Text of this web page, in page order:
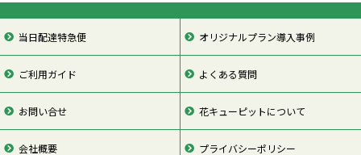
当日配達特急便 オリジナルプラン導入事例
ご利用ガイド よくある質問
お問い合せ 花キューピットについて
会社概要 プライバシーポリシー